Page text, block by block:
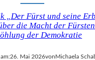
„Der Fürst und seine
die Macht der
der Demokratie
26. Mai 2026vonMichaela